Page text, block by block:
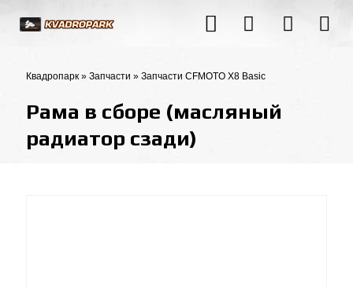
Квадропарк » Запчасти » Запчасти CFMOTO X8 Basic
Рама в сборе (масляный
радиатор сзади)